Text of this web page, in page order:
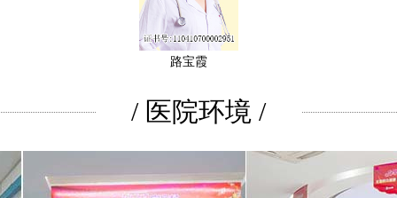
路宝霞
/ 医院环境 /